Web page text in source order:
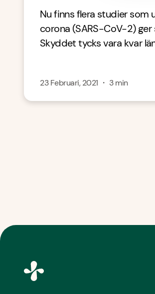
Nu finns flera studier som
corona (SARS-CoV-2)
Skyddet tycks vara kvar
23 Februari, 2021 ・ 3min